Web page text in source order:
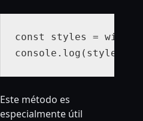
const styles =
Este método es
especialmente útil